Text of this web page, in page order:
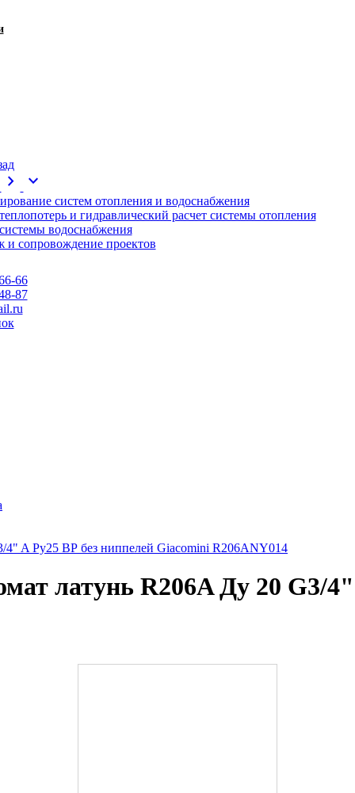
chevron_right expand_more
систем отопления и водоснабжения
и гидравлический расчет системы отопления
водоснабжения
и сопровождение проектов
66
87
4" A Ру25 ВР без ниппелей Giacomini R206ANY014
латунь R206A Ду 20 G3/